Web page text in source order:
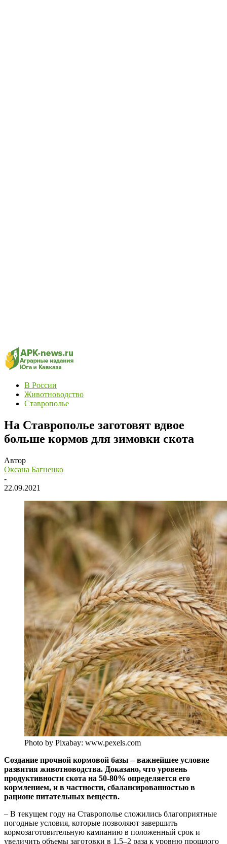
В России
Животноводство
Ставрополье
На Ставрополье заготовят вдвое
больше кормов для зимовки скота
Автор
Оксана Багненко
-
22.09.2021
Photo by Pixabay: www.pexels.com
Создание прочной кормовой базы – важнейшее условие
развития животноводства. Доказано, что уровень
продуктивности скота на 50-80% определяется его
кормлением, и в частности, сбалансированностью в
рационе питательных веществ.
– В текущем году на Ставрополье сложились благоприятные
погодные условия, которые позволяют завершить
кормозаготовительную кампанию в положенный срок и
увеличить объемы заготовки в 1,5–2 раза к уровню прошлого